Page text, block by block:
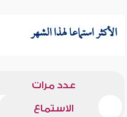
الأكثر استماعا لهذا الشهر
عدد مرات
الاستماع